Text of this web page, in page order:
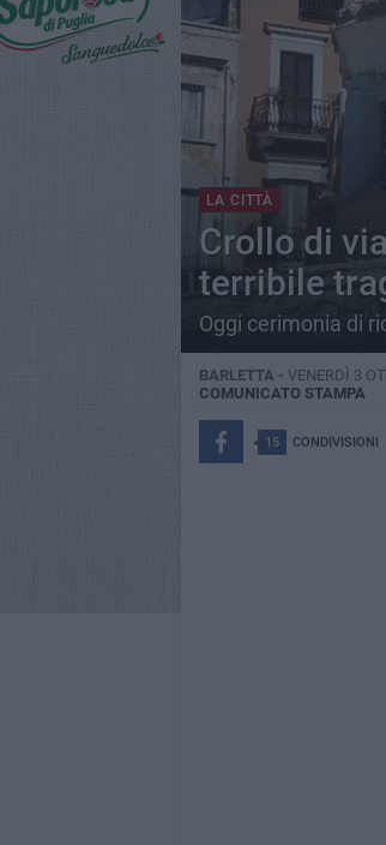
LA CITTÀ
Crollo di
terribile
Oggi cerimonia di
BARLETTA - VENERDÌ 3
COMUNICATO STAMPA
15 CONDIVISIONI